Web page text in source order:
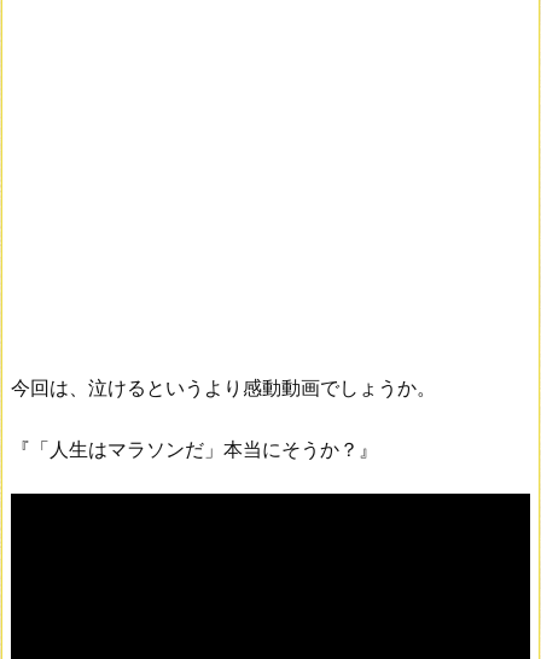
今回は、泣けるというより感動動画でしょうか。
『「人生はマラソンだ」本当にそうか？』